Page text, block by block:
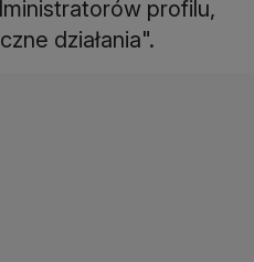
profilu,
działania".